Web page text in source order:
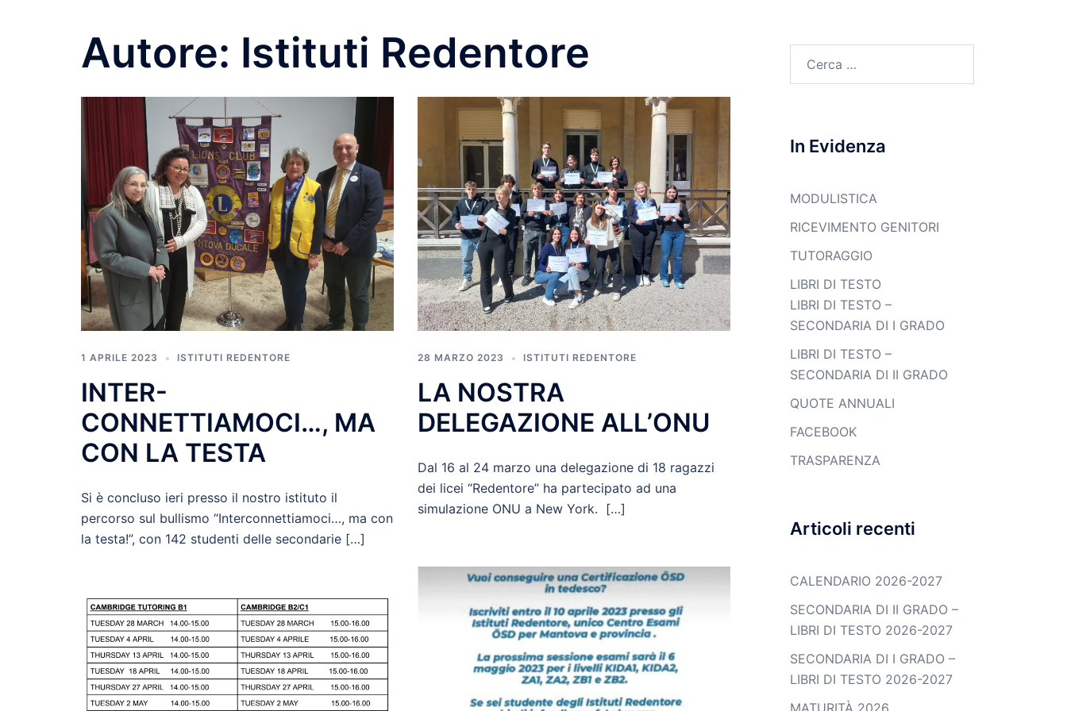
Autore: Istituti Redentore
1 APRILE 2023 ISTITUTI REDENTORE
INTER-
CONNETTIAMOCI…, MA
CON LA TESTA
Si è concluso ieri presso il nostro istituto il
percorso sul bullismo “Interconnettiamoci…, ma con
la testa!”, con 142 studenti delle secondarie […]
28 MARZO 2023 ISTITUTI REDENTORE
LA NOSTRA
DELEGAZIONE ALL’ONU
Dal 16 al 24 marzo una delegazione di 18 ragazzi
dei licei “Redentore” ha partecipato ad una
simulazione ONU a New York. […]
In Evidenza
MODULISTICA
RICEVIMENTO GENITORI
TUTORAGGIO
LIBRI DI TESTO
LIBRI DI TESTO –
SECONDARIA DI I GRADO
LIBRI DI TESTO –
SECONDARIA DI II GRADO
QUOTE ANNUALI
FACEBOOK
TRASPARENZA
Articoli recenti
CALENDARIO 2026-2027
SECONDARIA DI II GRADO –
LIBRI DI TESTO 2026-2027
SECONDARIA DI I GRADO –
LIBRI DI TESTO 2026-2027
MATURITÀ 2026